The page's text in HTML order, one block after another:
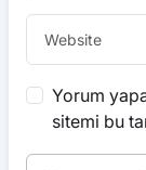
Yorum
sitemi bu